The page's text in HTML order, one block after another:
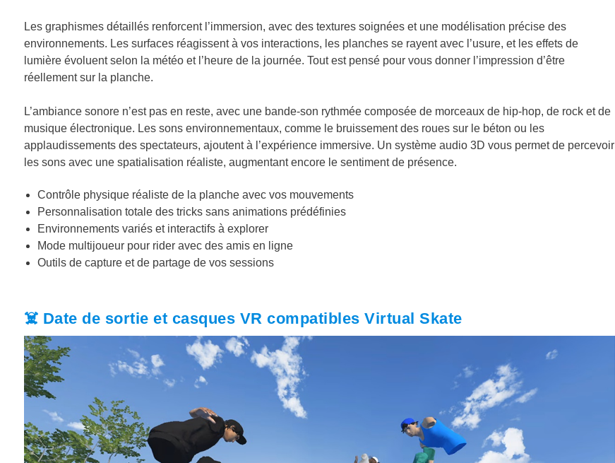
Les graphismes détaillés renforcent l’immersion, avec des textures soignées et une modélisation précise des
environnements. Les surfaces réagissent à vos interactions, les planches se rayent avec l’usure, et les effets de
lumière évoluent selon la météo et l’heure de la journée. Tout est pensé pour vous donner l’impression d’être
réellement sur la planche.
L’ambiance sonore n’est pas en reste, avec une bande-son rythmée composée de morceaux de hip-hop, de rock et de
musique électronique. Les sons environnementaux, comme le bruissement des roues sur le béton ou les
applaudissements des spectateurs, ajoutent à l’expérience immersive. Un système audio 3D vous permet de percevoir
les sons avec une spatialisation réaliste, augmentant encore le sentiment de présence.
Contrôle physique réaliste de la planche avec vos mouvements
Personnalisation totale des tricks sans animations prédéfinies
Environnements variés et interactifs à explorer
Mode multijoueur pour rider avec des amis en ligne
Outils de capture et de partage de vos sessions
☠️ Date de sortie et casques VR compatibles Virtual Skate